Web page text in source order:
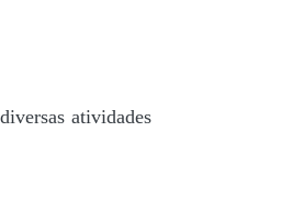
atividades